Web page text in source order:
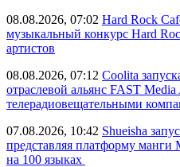
08.08.2026, 07:02 Hard Rock
музыкальный конкурс Hard
артистов
08.08.2026, 07:12 Coolita
отраслевой альянс FAST
телерадиовещательными
07.08.2026, 10:42 Shueisha
представляя платформу
на 100 языках